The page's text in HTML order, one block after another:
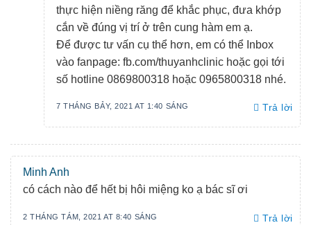
thực hiện niềng răng để khắc phục, đưa khớp
cắn về đúng vị trí ở trên cung hàm em ạ.
Để được tư vấn cụ thể hơn, em có thể Inbox
vào fanpage: fb.com/thuyanhclinic hoặc gọi tới
số hotline 0869800318 hoặc 0965800318 nhé.
7 THÁNG BẢY, 2021 AT 1:40 SÁNG Trả lời
Minh Anh
có cách nào để hết bị hôi miệng ko ạ bác sĩ ơi
2 THÁNG TÁM, 2021 AT 8:40 SÁNG Trả lời